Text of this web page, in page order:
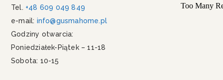
Tel. +48 609 049 849
e-mail: info@gusmahome.pl
Godziny otwarcia:
Poniedziałek-Piątek – 11-18
Sobota: 10-15